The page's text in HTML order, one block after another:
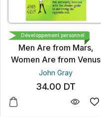
HARPER
Men Are from Mars,
Women Are from Venus
John Gray
34.00 DT
Développement personnel